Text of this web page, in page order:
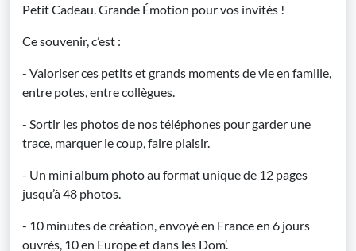
Petit Cadeau. Grande Émotion pour vos invités !
Ce souvenir, c’est :
- Valoriser ces petits et grands moments de vie en famille,
entre potes, entre collègues.
- Sortir les photos de nos téléphones pour garder une
trace, marquer le coup, faire plaisir.
- Un mini album photo au format unique de 12 pages
jusqu’à 48 photos.
- 10 minutes de création, envoyé en France en 6 jours
ouvrés, 10 en Europe et dans les Dom’.